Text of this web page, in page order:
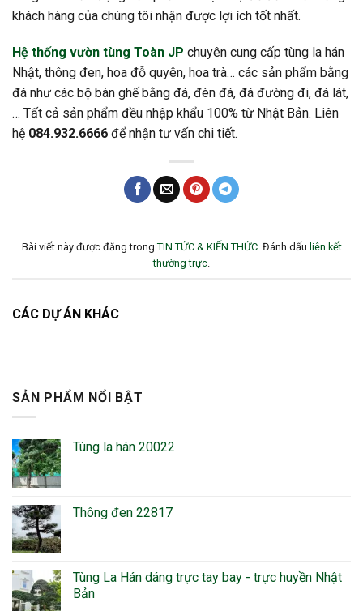
SẢN PHẨM NỔI BẬT
Tùng la hán 20022
Thông đen 22817
Tùng La Hán dáng trực tay bay - trực huyền Nhật
Bản
khách hàng của chúng tôi nhận được lợi ích tốt nhất.
Hệ thống vườn tùng Toàn JP chuyên cung cấp tùng la hán
Nhật, thông đen, hoa đỗ quyên, hoa trà… các sản phẩm bằng
đá như các bộ bàn ghế bằng đá, đèn đá, đá đường đi, đá lát,
… Tất cả sản phẩm đều nhập khẩu 100% từ Nhật Bản. Liên
hệ 084.932.6666 để nhận tư vấn chi tiết.
Bài viết này được đăng trong TIN TỨC & KIẾN THỨC. Đánh dấu liên kết
thường trực
CÁC DỰ ÁN KHÁC